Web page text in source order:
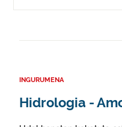
INGURUMENA
Hidrologia -